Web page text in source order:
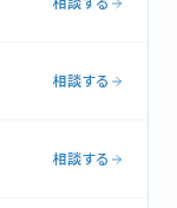
相談する
相談する